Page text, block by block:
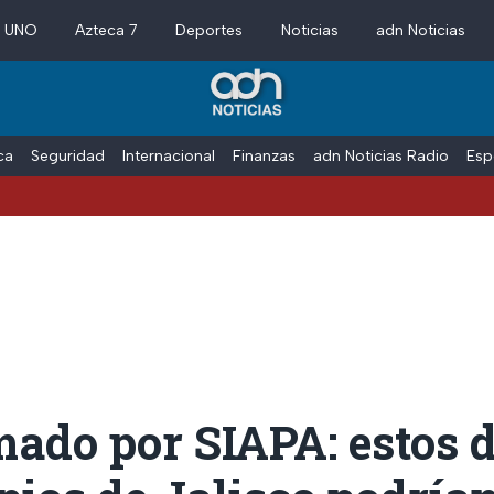
Azteca 7 Deportes Noticias adn Noticias
Seguridad Internacional Finanzas adn Noticias Radio
por SIAPA: estos